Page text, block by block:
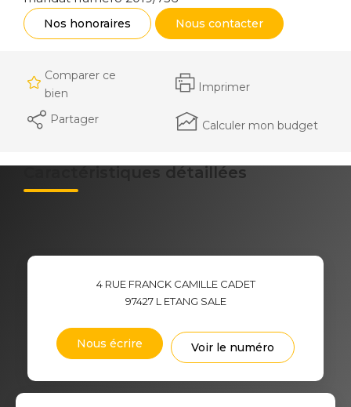
Nos honoraires Nous contacter
Comparer ce
bien
Imprimer
Partager Calculer mon budget
Caractéristiques détaillées
4 RUE FRANCK CAMILLE CADET
97427 L ETANG SALE
Nous écrire Voir le numéro